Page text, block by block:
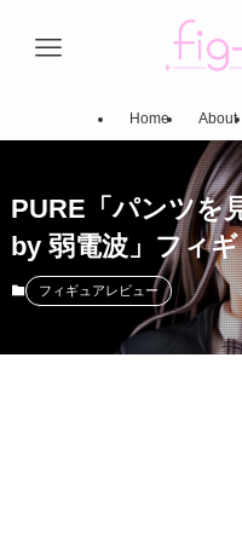
Home About
PURE「パンツを
by 弱電波」フィ
フィギュアレビュー